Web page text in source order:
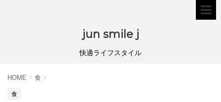
jun smile j
快適ライフスタイル
HOME > 食 >
食